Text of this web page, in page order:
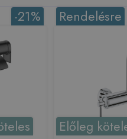
-21% Rendelésre
Előleg